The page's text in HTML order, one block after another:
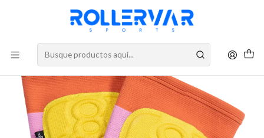
DESPACHOS A TODO CHILE